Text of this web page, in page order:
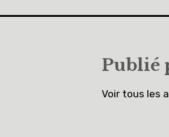
Publié
Voir tous les